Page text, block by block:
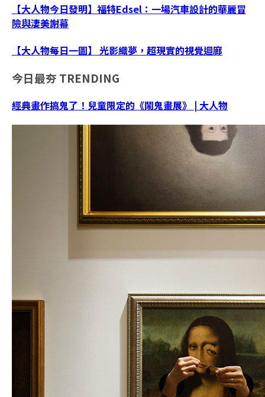
【大人物今日發明】福特Edsel：一場汽車設計的華麗冒
險與淒美謝幕
【大人物每日一圖】 光影織夢，超現實的視覺迴廊
今日最夯 TRENDING
經典畫作搞鬼了！兒童限定的《鬧鬼畫展》 | 大人物